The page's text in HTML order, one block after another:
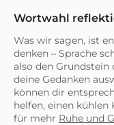
Wortwahl
Was wir sagen, ist
denken – Sprache
also den Grundstein
deine Gedanken
können dir
helfen, einen kühlen
für mehr Ruhe und